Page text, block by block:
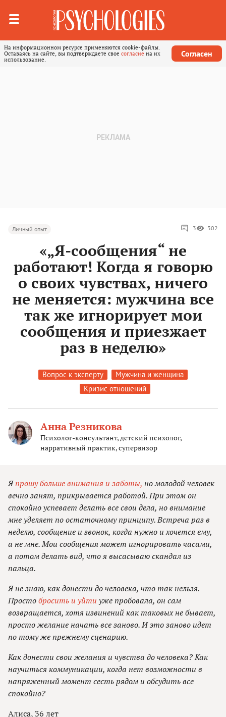
На информационном ресурсе применяются cookie-файлы.
Оставаясь на сайте, вы подтверждаете свое согласие на их
использование.
Согласен
Личный опыт 3 302
«„Я-сообщения“ не
работают! Когда я говорю
о своих чувствах, ничего
не меняется: мужчина все
так же игнорирует мои
сообщения и приезжает
раз в неделю»
Вопрос к эксперту
Мужчина и женщина
Кризис отношений
Анна Резникова
Психолог-консультант, детский психолог,
нарративный практик, супервизор
Япрошу больше внимания и заботы, но молодой человек
вечно занят, прикрывается работой. При этом он
спокойно успевает делать все свои дела, но внимание
мне уделяет по остаточному принципу. Встреча раз в
неделю, сообщение и звонок, когда нужно и хочется ему,
а не мне. Мои сообщения может игнорировать часами,
а потом делать вид, что я высасываю скандал из
пальца.
Я не знаю, как донести до человека, что так нельзя.
Простобросить и уйти уже пробовала, он сам
возвращается, хотя извинений как таковых не бывает,
просто желание начать все заново. И это заново идет
по тому же прежнему сценарию.
Как донести свои желания и чувства до человека? Как
научиться коммуникации, когда нет возможности в
напряженный момент сесть рядом и обсудить все
спокойно?
Алиса, 36 лет